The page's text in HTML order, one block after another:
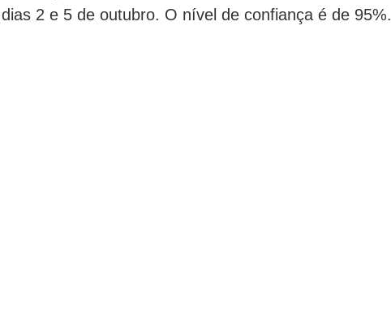
2 e 5 de outubro. O nível de confiança é de 95%.